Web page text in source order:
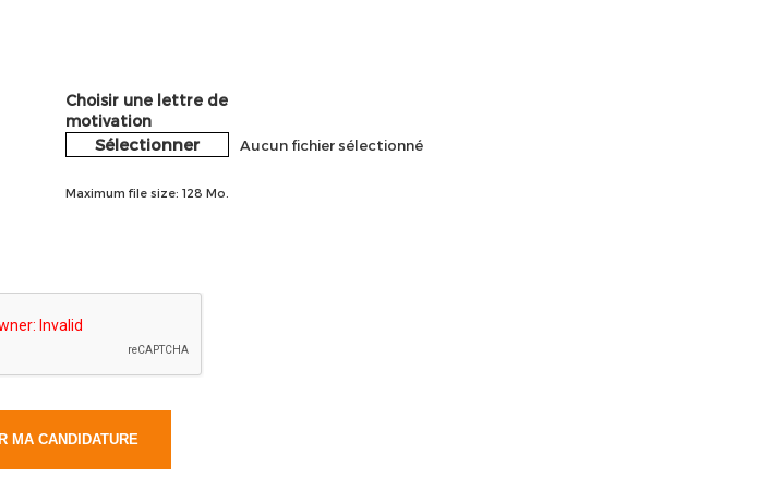
Choisir une lettre de
motivation
Sélectionner Aucun fichier sélectionné
Maximum file size: 128 Mo.